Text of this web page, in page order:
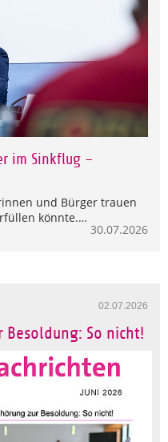
im Sinkflug –
und Bürger trauen
könnte.…
30.07.2026
02.07.2026
Besoldung: So nicht!